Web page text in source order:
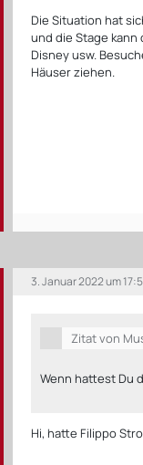
Die Situation hat
und die Stage
Disney usw.
Häuser ziehen.
3. Januar 2022 um
Zitat von
Wenn hattest Du
Hi, hatte Filippo